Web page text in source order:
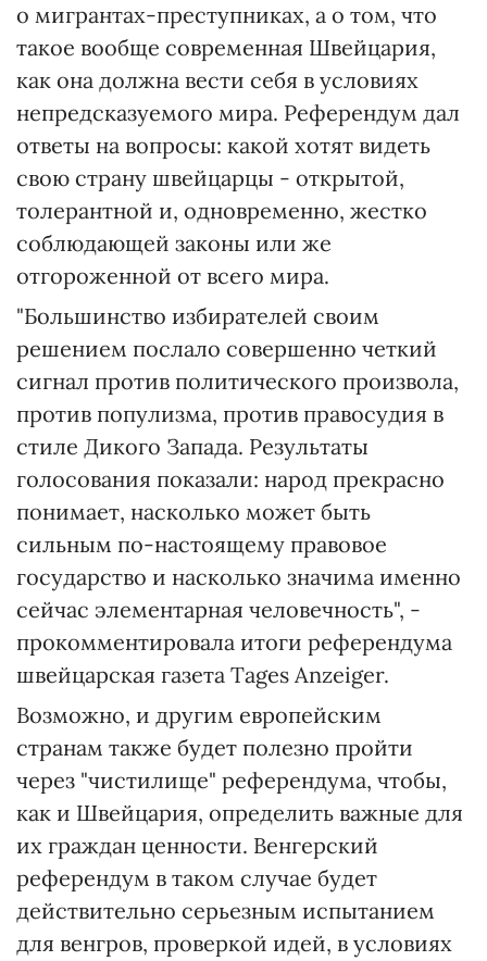
о мигрантах-преступниках, а о том, что
такое вообще современная Швейцария,
как она должна вести себя в условиях
непредсказуемого мира. Референдум дал
ответы на вопросы: какой хотят видеть
свою страну швейцарцы - открытой,
толерантной и, одновременно, жестко
соблюдающей законы или же
отгороженной от всего мира.
"Большинство избирателей своим
решением послало совершенно четкий
сигнал против политического произвола,
против популизма, против правосудия в
стиле Дикого Запада. Результаты
голосования показали: народ прекрасно
понимает, насколько может быть
сильным по-настоящему правовое
государство и насколько значима именно
сейчас элементарная человечность", -
прокомментировала итоги референдума
швейцарская газета Tages Anzeiger.
Возможно, и другим европейским
странам также будет полезно пройти
через "чистилище" референдума, чтобы,
как и Швейцария, определить важные для
их граждан ценности. Венгерский
референдум в таком случае будет
действительно серьезным испытанием
для венгров, проверкой идей, в условиях